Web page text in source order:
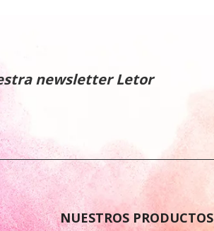
newsletter Letor
NUESTROS PRODUCTOS